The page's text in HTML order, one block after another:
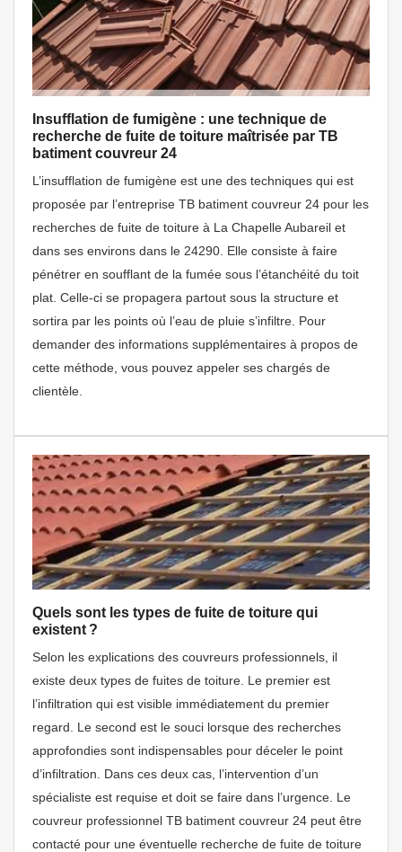
Insufflation de fumigène : une technique de
recherche de fuite de toiture maîtrisée par TB
batiment couvreur 24
L’insufflation de fumigène est une des techniques qui est
proposée par l’entreprise TB batiment couvreur 24 pour les
recherches de fuite de toiture à La Chapelle Aubareil et
dans ses environs dans le 24290. Elle consiste à faire
pénétrer en soufflant de la fumée sous l’étanchéité du toit
plat. Celle-ci se propagera partout sous la structure et
sortira par les points où l’eau de pluie s’infiltre. Pour
demander des informations supplémentaires à propos de
cette méthode, vous pouvez appeler ses chargés de
clientèle.
Quels sont les types de fuite de toiture qui
existent ?
Selon les explications des couvreurs professionnels, il
existe deux types de fuites de toiture. Le premier est
l’infiltration qui est visible immédiatement du premier
regard. Le second est le souci lorsque des recherches
approfondies sont indispensables pour déceler le point
d’infiltration. Dans ces deux cas, l’intervention d’un
spécialiste est requise et doit se faire dans l’urgence. Le
couvreur professionnel TB batiment couvreur 24 peut être
contacté pour une éventuelle recherche de fuite de toiture